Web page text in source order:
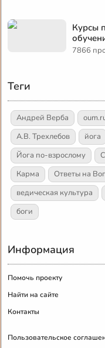
Курсы
7866
Теги
Андрей Верба
А.В. Трехлебов
йога
Йога по-взрослому
Карма
Ответы на
ведическая культура
боги
Информация
Помочь проекту
Найти на сайте
Контакты
Пользовательское